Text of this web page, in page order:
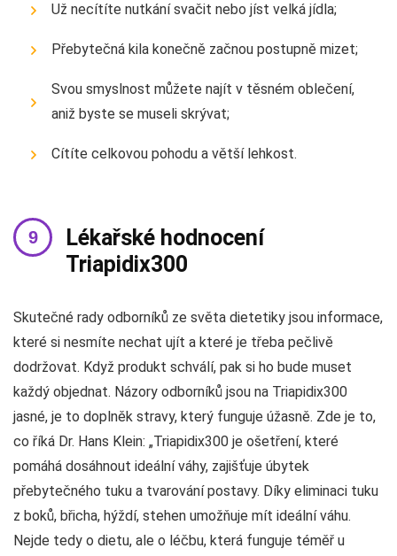
Už necítíte nutkání svačit nebo jíst velká jídla;
Přebytečná kila konečně začnou postupně mizet;
Svou smyslnost můžete najít v těsném oblečení,
aniž byste se museli skrývat;
Cítíte celkovou pohodu a větší lehkost.
Lékařské hodnocení
Triapidix300
Skutečné rady odborníků ze světa dietetiky jsou informace,
které si nesmíte nechat ujít a které je třeba pečlivě
dodržovat. Když produkt schválí, pak si ho bude muset
každý objednat. Názory odborníků jsou na Triapidix300
jasné, je to doplněk stravy, který funguje úžasně. Zde je to,
co říká Dr. Hans Klein: „Triapidix300 je ošetření, které
pomáhá dosáhnout ideální váhy, zajišťuje úbytek
přebytečného tuku a tvarování postavy. Díky eliminaci tuku
z boků, břicha, hýždí, stehen umožňuje mít ideální váhu.
Nejde tedy o dietu, ale o léčbu, která funguje téměř u